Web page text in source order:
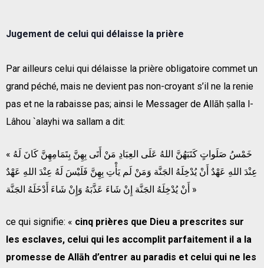
Jugement de celui qui délaisse la prière
Par ailleurs celui qui délaisse la prière obligatoire commet un
grand péché, mais ne devient pas non-croyant s’il ne la renie
pas et ne la rabaisse pas; ainsi le Messager de Allāh ṣalla l-
Lâhou `alayhi wa sallam a dit:
« خَمْسُ صَلَواتٍ كَتَبَهُنَّ اللهُ عَلَى العِبَادِ مَنْ أَتَى بِهِنَّ بِتَمَامِهِنَّ كَانَ لَهُ
عِنْدَ اللهِ عَهْدٌ أَنْ يُدْخِلَهُ الجَنَّة وَمَنْ لَم يَأْتِ بِهِنَّ فَلَيْسَ لَهُ عِنْدَ اللهِ عَهْدٌ
أَنْ يُدْخِلَهُ الجَنَّة إِنْ شَاءَ عَذَّبَهُ وَإِنْ شَاءَ أَدْخَلَهُ الجَنَّة »
ce qui signifie: « cinq prières que Dieu a prescrites sur
les esclaves, celui qui les accomplit parfaitement il a la
promesse de Allāh d’entrer au paradis et celui qui ne les